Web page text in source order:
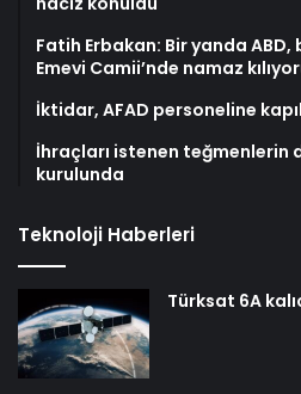
Fatih Erbakan: Bir yanda ABD,
Emevi Camii’nde namaz
İktidar, AFAD personeline
İhraçları istenen teğmenlerin
kurulunda
Teknoloji Haberleri
Türksat 6A